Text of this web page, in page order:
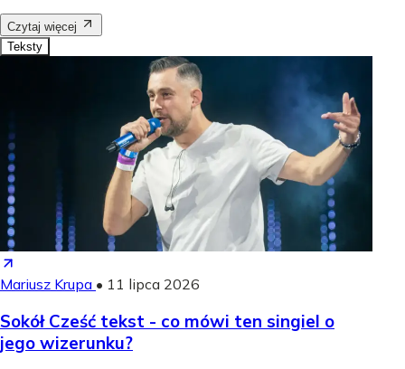
Czytaj więcej
Teksty
Mariusz Krupa • 11 lipca 2026
Sokół Cześć tekst - co mówi ten singiel o
jego wizerunku?